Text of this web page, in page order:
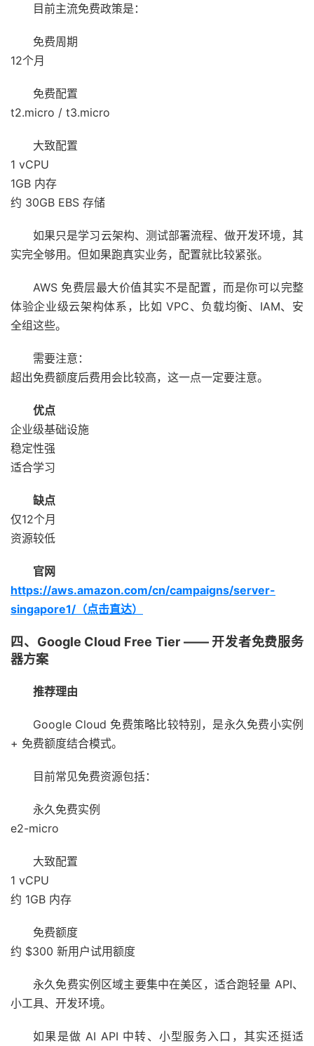
目前主流免费政策是：
免费周期
12个月
免费配置
t2.micro / t3.micro
大致配置
1 vCPU
1GB 内存
约 30GB EBS 存储
如果只是学习云架构、测试部署流程、做开发环境，其
实完全够用。但如果跑真实业务，配置就比较紧张。
AWS 免费层最大价值其实不是配置，而是你可以完整
体验企业级云架构体系，比如 VPC、负载均衡、IAM、安
全组这些。
需要注意：
超出免费额度后费用会比较高，这一点一定要注意。
优点
企业级基础设施
稳定性强
适合学习
缺点
仅12个月
资源较低
官网
https://aws.amazon.com/cn/campaigns/server-
singapore1/（点击直达）
四、Google Cloud Free Tier —— 开发者免费服务
器方案
推荐理由
Google Cloud 免费策略比较特别，是永久免费小实例
+ 免费额度结合模式。
目前常见免费资源包括：
永久免费实例
e2-micro
大致配置
1 vCPU
约 1GB 内存
免费额度
约 $300 新用户试用额度
永久免费实例区域主要集中在美区，适合跑轻量 API、
小工具、开发环境。
如果是做 AI API 中转、小型服务入口，其实还挺适